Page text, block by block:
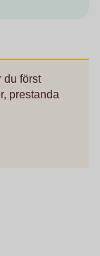
du först
prestanda